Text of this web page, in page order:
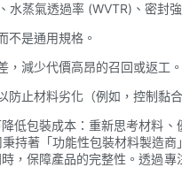
蒸氣透過率 (WVTR)、密封
不是通用規格。
減少代價高昂的召回或返工。
止材料劣化（例如，控制黏
低包裝成本：重新思考材料
持著「功能性包裝材料製造
，保障產品的完整性。透過